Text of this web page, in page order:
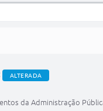
ALTERADA
da Administração